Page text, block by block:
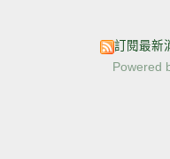
訂閱最新
Powered